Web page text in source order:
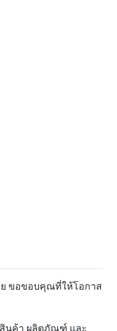
ย ขอขอบคุณที่ให้โอกาส
สินค้า ผลิตภัณฑ์ และ